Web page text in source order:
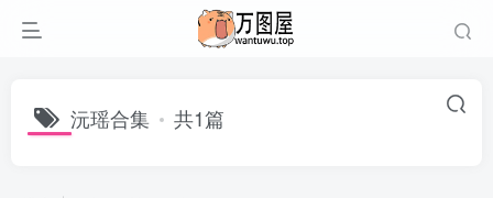
沅瑶合集 共1篇